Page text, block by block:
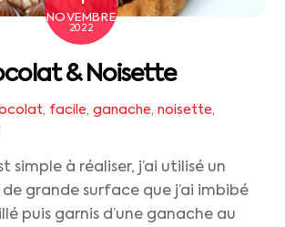
NOVEMBRE
2022
& Noisette
, facile, ganache, noisette,
à réaliser, j’ai utilisé un
grande surface que j’ai imbibé
puis garnis d’une ganache au